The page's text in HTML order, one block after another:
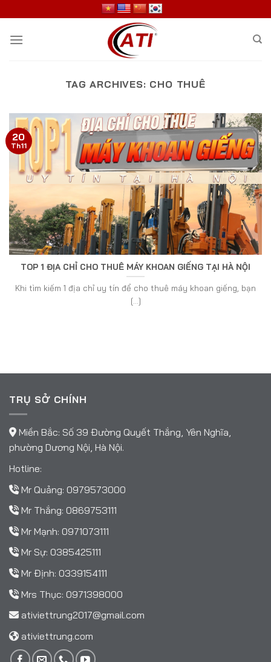
to
content
TAG ARCHIVES: CHO THUÊ
TOP 1 ĐỊA CHỈ CHO THUÊ MÁY KHOAN GIẾNG TẠI HÀ NỘI
Khi tìm kiếm 1 địa chỉ uy tín để cho thuê máy khoan giếng, bạn
[...]
20
Th11
TRỤ SỞ CHÍNH
Miền Bắc: Số 39 Đường Quyết Thắng, Yên Nghĩa,
phường Dương Nội, Hà Nội.
Hotline:
Mr Quảng: 0979573000
Mr Thắng: 0869753111
Mr Mạnh: 0971073111
Mr Sự: 0385425111
Mr Định: 0339154111
Mrs Thục: 0971398000
ativiettrung2017@gmail.com
ativiettrung.com